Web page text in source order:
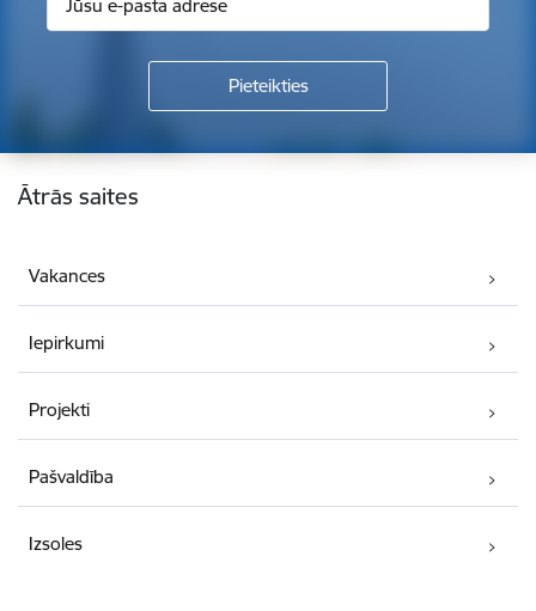
Kājene
Ātrās saites
Vakances
Iepirkumi
Projekti
Pašvaldība
Izsoles